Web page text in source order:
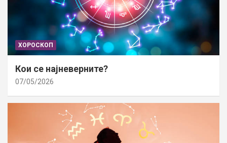
ХОРОСКОП
Кои се најневерните?
07/05/2026